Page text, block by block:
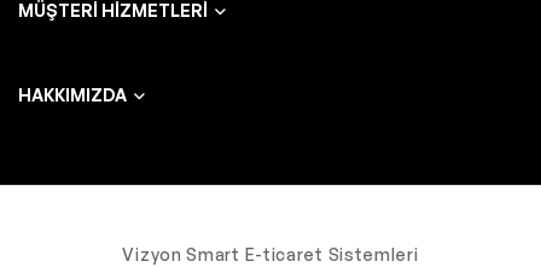
MÜŞTERI HIZMETLERI
HAKKIMIZDA
Vizyon Smart E-ticaret Sistemleri